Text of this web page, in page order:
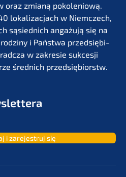
oraz zmianą pokolenio­wą.
lokali­zac­jach w Niemc­zech,
sąsied­nich angażu­ją się na
i Państ­wa przedsię­bi­
w zakre­sie sukces­ji
średnich przedsiębiorstw.
i zarejes­truj się